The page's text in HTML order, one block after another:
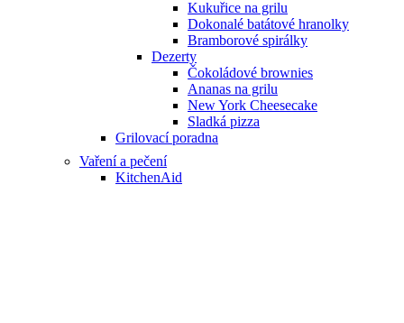
Kukuřice na grilu
Dokonalé batátové hranolky
Bramborové spirálky
Dezerty
Čokoládové brownies
Ananas na grilu
New York Cheesecake
Sladká pizza
Grilovací poradna
Vaření a pečení
KitchenAid